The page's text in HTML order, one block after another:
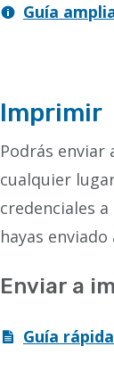
Guía
Imprimir
Podrás
cualquier
credenciales
hayas
Enviar a
Guía rápida